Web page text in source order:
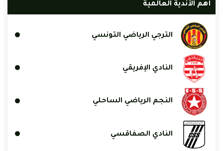
أهم الأندية العالمية
الترجي الرياضي التونسي
النادي الإفريقي
النجم الرياضي الساحلي
النادي الصفاقسي